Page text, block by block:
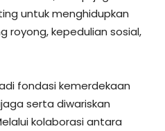
untuk menghidupkan
royong, kepedulian sosial,
fondasi kemerdekaan
serta diwariskan
kolaborasi antara